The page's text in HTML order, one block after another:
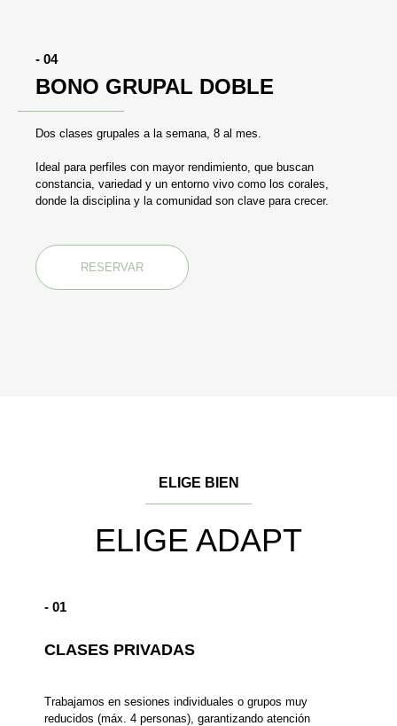
- 04
BONO GRUPAL DOBLE
Dos clases grupales a la semana, 8 al mes.
Ideal para perfiles con mayor rendimiento, que buscan
constancia, variedad y un entorno vivo como los corales,
donde la disciplina y la comunidad son clave para crecer.
RESERVAR
ELIGE BIEN
ELIGE ADAPT
- 01
CLASES PRIVADAS
Trabajamos en sesiones individuales o grupos muy
reducidos (máx. 4 personas), garantizando atención